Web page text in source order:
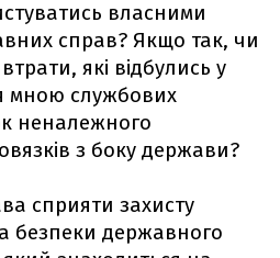
власними
справ? Якщо так, чи
які відбулись у
мною службових
неналежного
з боку держави?
сприяти захисту
безпеки державного